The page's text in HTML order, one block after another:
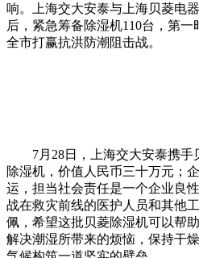
响。上海交大安泰与上海贝菱电
后，紧急筹备除湿机110台，第
全市打赢抗洪防潮阻击战。
7月28日，上海交大安泰携手
除湿机，价值人民币三十万元；
运，担当社会责任是一个企业良
战在救灾前线的医护人员和其他
佩，希望这批贝菱除湿机可以帮
解决潮湿所带来的烦恼，保持干